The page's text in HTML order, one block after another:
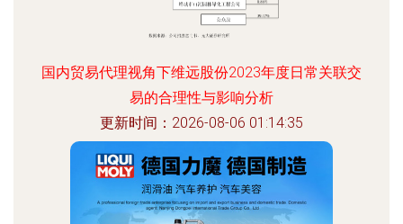
国内贸易代理视角下维远股份2023年度日常关联交
易的合理性与影响分析
更新时间：2026-08-06 01:14:35